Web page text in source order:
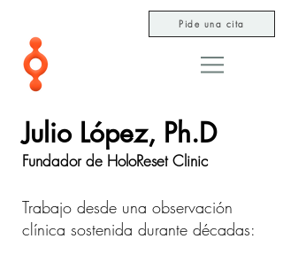
Pide una cita
Julio López, Ph.D
Fundador de HoloReset Clinic
Trabajo desde una observación
clínica sostenida durante décadas: